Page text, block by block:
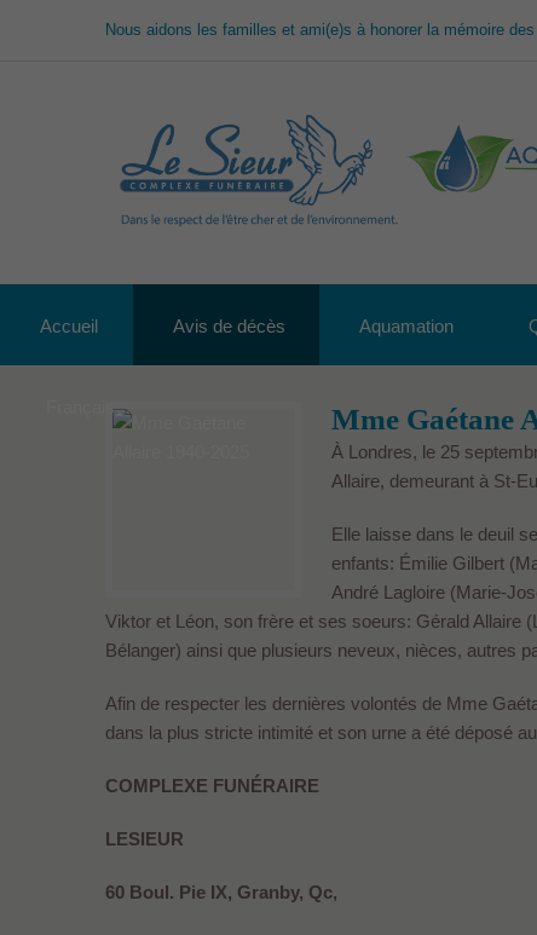
Nous aidons les familles et ami(e)s à honorer la mémoire
Accueil Avis de décès Aquamation
Français Mme Gaétane
À Londres, le 25
Allaire, demeurant à St-
Elle laisse dans le deuil
enfants: Émilie Gilbert
André Lagloire (Marie-
Viktor et Léon, son frère et ses soeurs: Gérald Allaire
Bélanger) ainsi que plusieurs neveux, nièces, autres
Afin de respecter les dernières volontés de Mme
dans la plus stricte intimité et son urne a été déposé
COMPLEXE FUNÉRAIRE
LESIEUR
60 Boul. Pie IX, Granby, Qc,